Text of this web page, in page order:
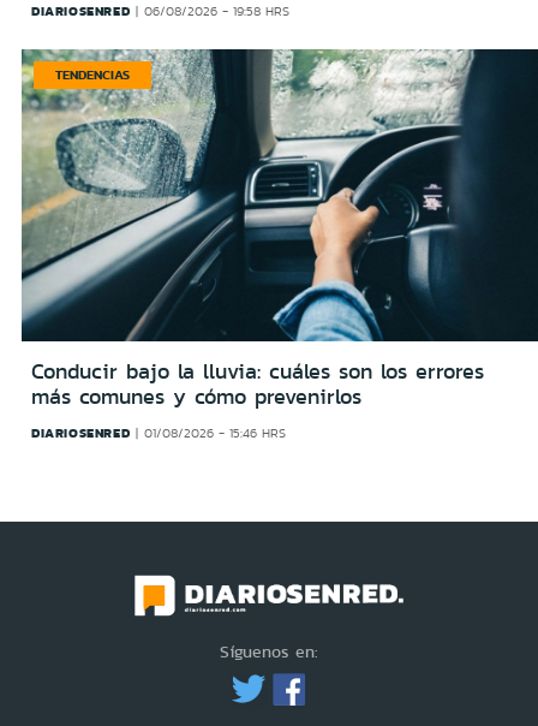
DIARIOSENRED 06/08/2026 - 19:58 HRS
TENDENCIAS
Conducir bajo la lluvia: cuáles son los errores
más comunes y cómo prevenirlos
DIARIOSENRED 01/08/2026 - 15:46 HRS
Síguenos en: